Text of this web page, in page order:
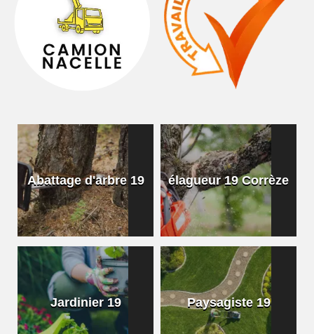
Abattage d'arbre 19 élagueur 19 Corrèze
Jardinier 19 Paysagiste 19